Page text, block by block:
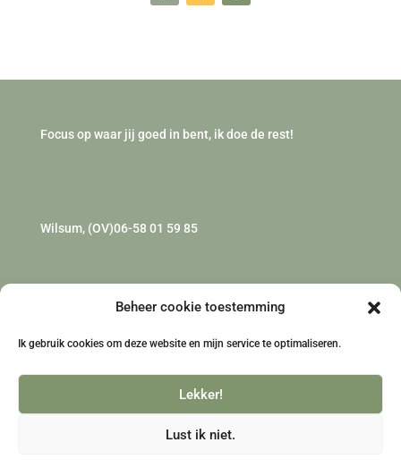
Beheer cookie toestemming
Ik gebruik cookies om deze website en mijn service te optimaliseren.
Lekker!
Lust ik niet.
Focus op waar jij goed in bent, ik doe de rest!
Wilsum, (OV)06-58 01 59 85
KvK 85433470 BTW NL004094693B76